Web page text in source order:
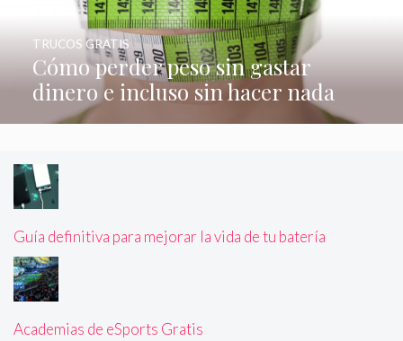
Cómo perder peso sin gastar
dinero e incluso sin hacer nada
TRUCOS GRATIS
Guía definitiva para mejorar la vida de tu batería
Academias de eSports Gratis